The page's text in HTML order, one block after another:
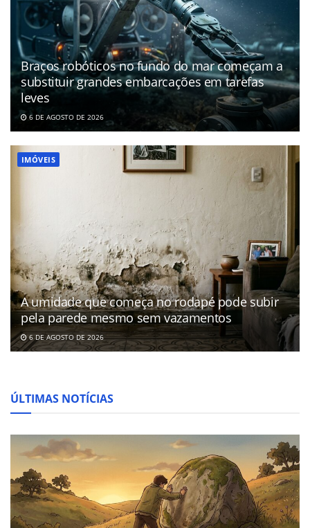
Braços robóticos no fundo do mar começam a
substituir grandes embarcações em tarefas
leves
6 DE AGOSTO DE 2026
IMÓVEIS
A umidade que começa no rodapé pode subir
pela parede mesmo sem vazamentos
6 DE AGOSTO DE 2026
ÚLTIMAS NOTÍCIAS